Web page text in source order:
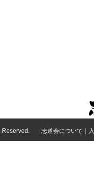
Reserved. 志道会について